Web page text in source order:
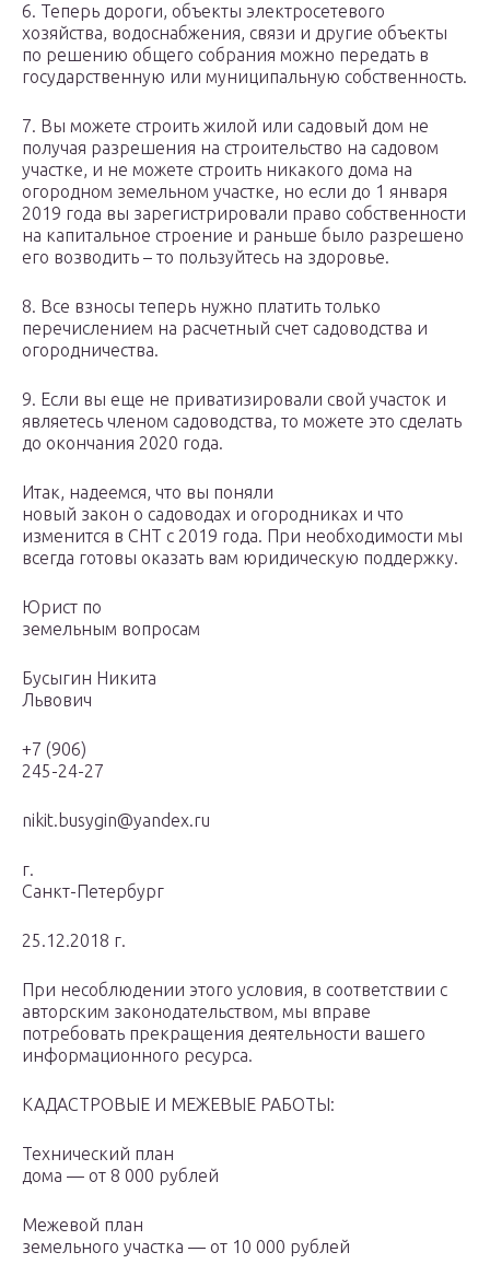
6. Теперь дороги, объекты электросетевого
хозяйства, водоснабжения, связи и другие объекты
по решению общего собрания можно передать в
государственную или муниципальную собственность.
7. Вы можете строить жилой или садовый дом не
получая разрешения на строительство на садовом
участке, и не можете строить никакого дома на
огородном земельном участке, но если до 1 января
2019 года вы зарегистрировали право собственности
на капитальное строение и раньше было разрешено
его возводить – то пользуйтесь на здоровье.
8. Все взносы теперь нужно платить только
перечислением на расчетный счет садоводства и
огородничества.
9. Если вы еще не приватизировали свой участок и
являетесь членом садоводства, то можете это сделать
до окончания 2020 года.
Итак, надеемся, что вы поняли
новый закон о садоводах и огородниках и что
изменится в СНТ с 2019 года. При необходимости мы
всегда готовы оказать вам юридическую поддержку.
Юрист по
земельным вопросам
Бусыгин Никита
Львович
+7 (906)
245-24-27
nikit.busygin@yandex.ru
г.
Санкт-Петербург
25.12.2018 г.
При несоблюдении этого условия, в соответствии с
авторским законодательством, мы вправе
потребовать прекращения деятельности вашего
информационного ресурса.
КАДАСТРОВЫЕ И МЕЖЕВЫЕ РАБОТЫ:
Технический план
дома — от 8 000 рублей
Межевой план
земельного участка — от 10 000 рублей